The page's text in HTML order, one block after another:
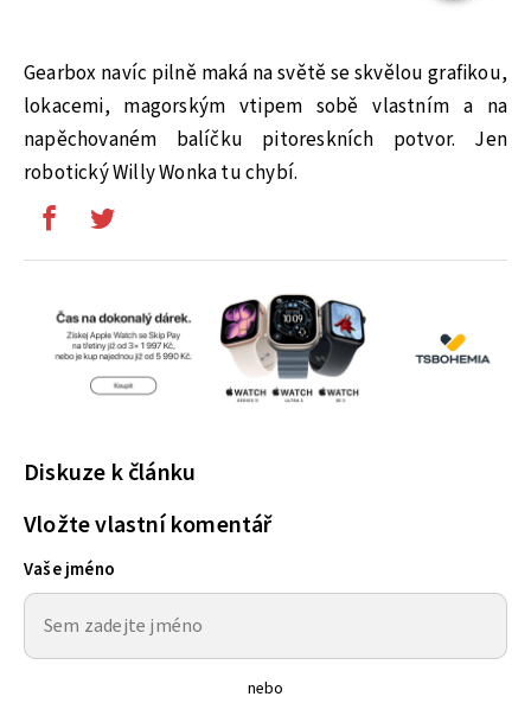
Gearbox navíc pilně maká na světě se skvělou grafikou,
lokacemi, magorským vtipem sobě vlastním a na
napěchovaném balíčku pitoreskních potvor. Jen
robotický Willy Wonka tu chybí.
Diskuze k článku
Vložte vlastní komentář
Vaše jméno
nebo